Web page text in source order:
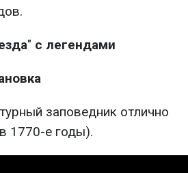
" с легендами
заповедник отлично
1770-е годы).